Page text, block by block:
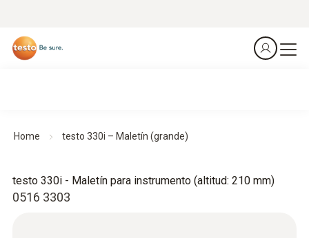
Home testo 330i – Maletín (grande)
0516 3303
testo 330i - Maletín para instrumento (altitud: 210 mm)